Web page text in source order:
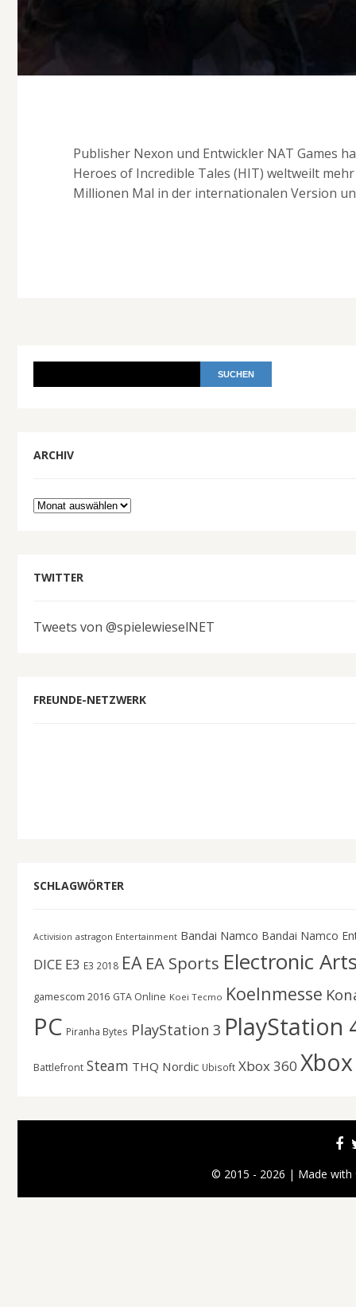
Publisher Nexon und Entwickler NAT Games
Heroes of Incredible Tales (HIT) weltweilt
Millionen Mal in der internationalen Version
ARCHIV
Archiv
TWITTER
Tweets von @spielewieselNET
FREUNDE-NETZWERK
SCHLAGWÖRTER
Activision astragon Entertainment Bandai Namco Bandai Namco
DICE E3 E3 2018 EA EA Sports Electronic
gamescom 2016 GTA Online Koei Tecmo Koelnmesse
PC Piranha Bytes PlayStation 3 PlayStation
Battlefront Steam THQ Nordic Ubisoft Xbox 360
© 2015 - 2026 | Made